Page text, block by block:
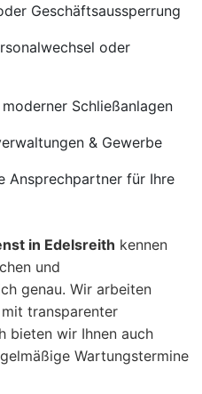
Geschäftsaussperrung
oder
Schließanlagen
& Gewerbe
Ansprechpartner für Ihre
in Edelsreith kennen
und
genau. Wir arbeiten
transparenter
bieten wir Ihnen auch
Wartungstermine